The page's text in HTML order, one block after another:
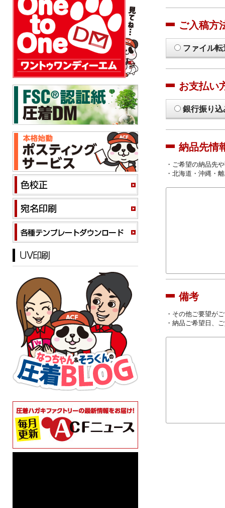
ご入稿方
ファイル
お支払い
銀行振り込
納品先情
・ご希望の納品先
・北海道・沖縄・
備考
・その他ご要望が
・納品ご希望日、